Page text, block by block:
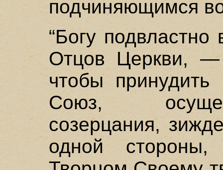
подчиняющимся
“Богу
Отцов Церкви, —
чтобы принудить
Союз,
созерцания,
одной